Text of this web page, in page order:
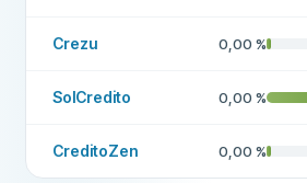
Crezu 0,00 %
SolCredito 0,00 %
CreditoZen 0,00 %